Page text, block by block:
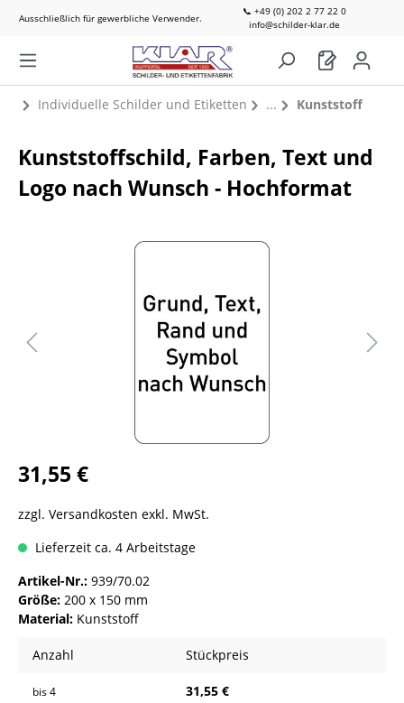
Ausschließlich für gewerbliche Verwender.
📞 +49 (0) 202 2 77 22 0
info@schilder-klar.de
Individuelle Schilder und Etiketten Kunststoff
Kunststoffschild, Farben, Text und
Logo nach Wunsch - Hochformat
31,55 €
zzgl. Versandkosten exkl. MwSt.
Lieferzeit ca. 4 Arbeitstage
Artikel-Nr.: 939/70.02
Größe: 200 x 150 mm
Material: Kunststoff
Anzahl Stückpreis
bis4 31,55 €